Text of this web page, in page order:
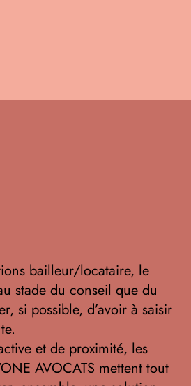
bailleur/locataire, le
stade du conseil que du
si possible, d’avoir à saisir
et de proximité, les
AVOCATS mettent tout